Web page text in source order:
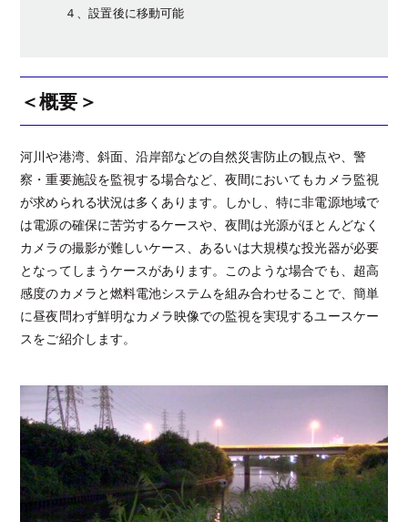
４、設置後に移動可能
＜概要＞
河川や港湾、斜面、沿岸部などの自然災害防止の観点や、警
察・重要施設を監視する場合など、夜間においてもカメラ監視
が求められる状況は多くあります。しかし、特に非電源地域で
は電源の確保に苦労するケースや、夜間は光源がほとんどなく
カメラの撮影が難しいケース、あるいは大規模な投光器が必要
となってしまうケースがあります。このような場合でも、超高
感度のカメラと燃料電池システムを組み合わせることで、簡単
に昼夜問わず鮮明なカメラ映像での監視を実現するユースケー
スをご紹介します。